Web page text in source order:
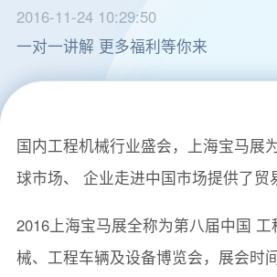
2016-11-24 10:29:50
一对一讲解 更多福利等你来
国内工程机械行业盛会，上海宝马展
球市场、 企业走进中国市场提供了贸
2016上海宝马展全称为第八届中国
械、工程车辆及设备博览会，展会时